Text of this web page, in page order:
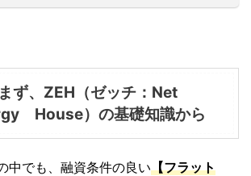
、 ZEH （ゼッチ：Net
House）の基礎知識から
中でも、融資条件の良い【フラット